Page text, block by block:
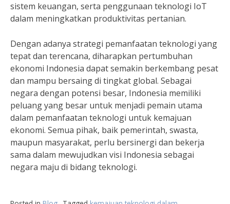
sistem keuangan, serta penggunaan teknologi IoT
dalam meningkatkan produktivitas pertanian.
Dengan adanya strategi pemanfaatan teknologi yang
tepat dan terencana, diharapkan pertumbuhan
ekonomi Indonesia dapat semakin berkembang pesat
dan mampu bersaing di tingkat global. Sebagai
negara dengan potensi besar, Indonesia memiliki
peluang yang besar untuk menjadi pemain utama
dalam pemanfaatan teknologi untuk kemajuan
ekonomi. Semua pihak, baik pemerintah, swasta,
maupun masyarakat, perlu bersinergi dan bekerja
sama dalam mewujudkan visi Indonesia sebagai
negara maju di bidang teknologi.